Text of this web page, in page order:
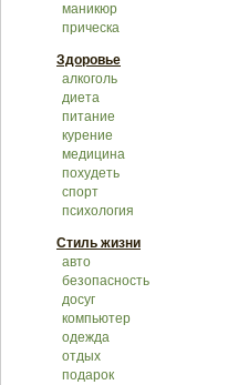
маникюр
прическа
Здоровье
алкоголь
диета
питание
курение
медицина
похудеть
спорт
психология
Стиль жизни
авто
безопасность
досуг
компьютер
одежда
отдых
подарок